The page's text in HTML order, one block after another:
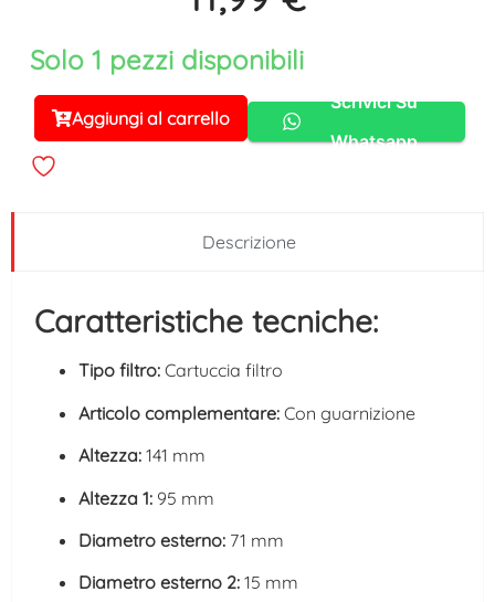
Solo 1 pezzi disponibili
Aggiungi al carrello
Alternative:
Scrivici Su
Whatsapp
Descrizione
Caratteristiche tecniche:
Tipo filtro: Cartuccia filtro
Articolo complementare: Con guarnizione
Altezza: 141 mm
Altezza 1: 95 mm
Diametro esterno: 71 mm
Diametro esterno 2: 15 mm